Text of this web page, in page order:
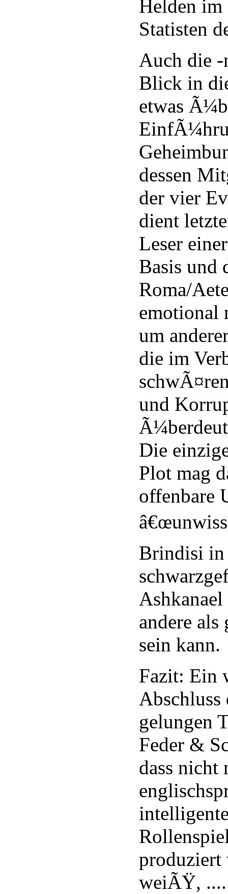
Helden
Statisten
Auch die -
Blick in
etwas
dessen
der vier
dient
Leser
Basis und
Roma/
emotional
um
die im
und
Die
Plot mag
offenbare
Brindisi in
Ashkanael
andere
sein kann.
Fazit: Ein
Abschluss
gelungen
Feder &
dass nicht
produziert
weiÃŸ,